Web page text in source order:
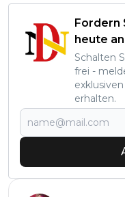
Fordern
heute an
Schalten
frei -
erhalten.